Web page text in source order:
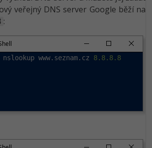
veřejný DNS server Google běží na
:
www.seznam.cz 8.8.8.8